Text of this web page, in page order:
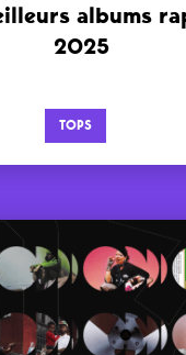
albums
2025
TOPS